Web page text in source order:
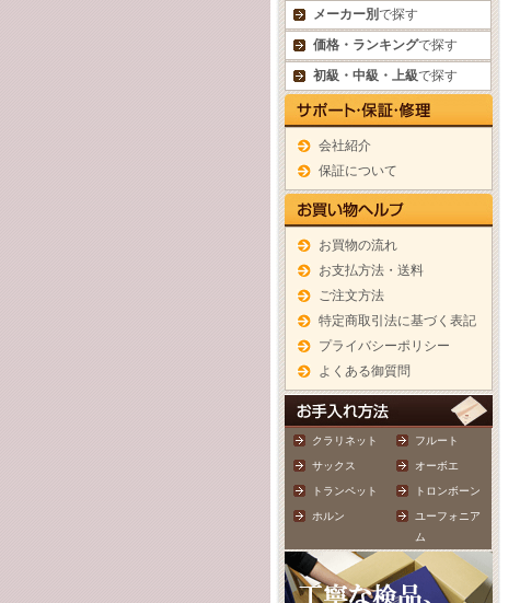
メーカー別で探す
価格・ランキングで探す
初級・中級・上級で探す
会社紹介
保証について
お買物の流れ
お支払方法・送料
ご注文方法
特定商取引法に基づく表記
プライバシーポリシー
よくある御質問
クラリネット フルート
サックス オーボエ
トランペット トロンボーン
ホルン
ユーフォニア
ム